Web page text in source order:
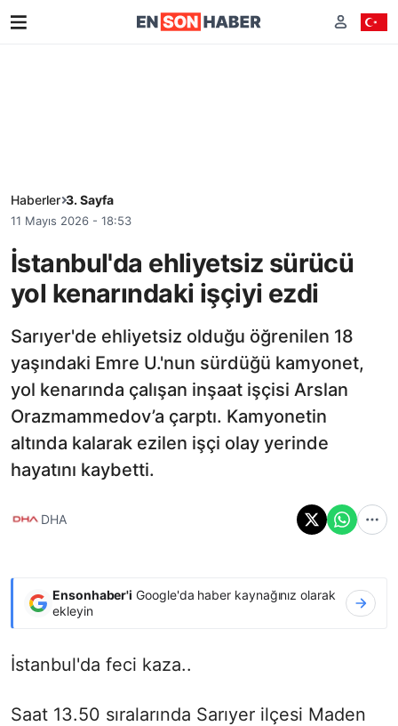
Haberler 3. Sayfa
11 Mayıs 2026 - 18:53
İstanbul'da ehliyetsiz sürücü
yol kenarındaki işçiyi ezdi
Sarıyer'de ehliyetsiz olduğu öğrenilen 18
yaşındaki Emre U.'nun sürdüğü kamyonet,
yol kenarında çalışan inşaat işçisi Arslan
Orazmammedov’a çarptı. Kamyonetin
altında kalarak ezilen işçi olay yerinde
hayatını kaybetti.
DHA
Ensonhaber'i Google'da haber kaynağınız olarak
ekleyin
İstanbul'da feci kaza..
Saat 13.50 sıralarında Sarıyer ilçesi Maden